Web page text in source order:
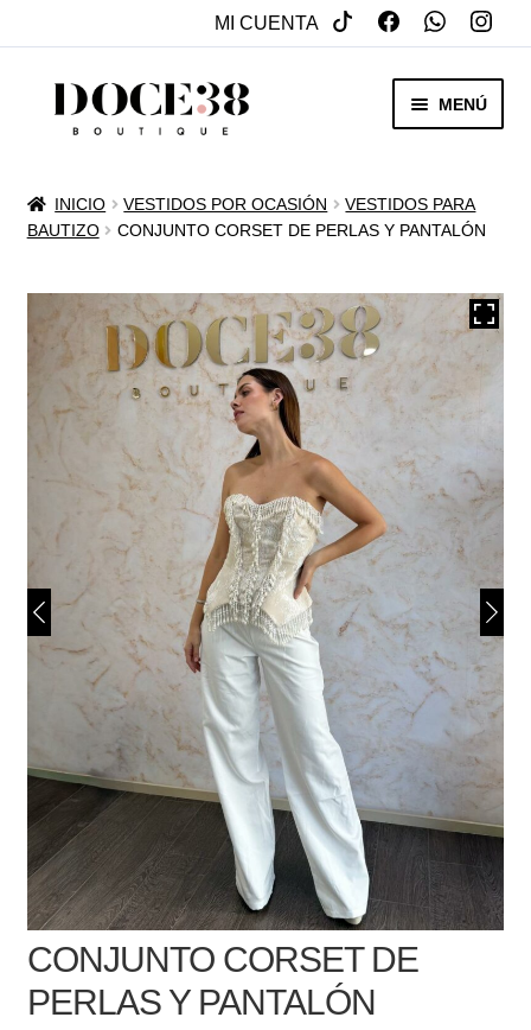
MI CUENTA
SALTAR
MENÚ
VENTA
REBAJAS
VESTIDOS DE NOVIA
OTROS
MENÚ
HIJO
ACCESORIOS
INICIO VESTIDOS POR OCASIÓN
VESTIDOS PARA
BAUTIZO
CONJUNTO CORSET DE PERLAS Y PANTALÓN
CONJUNTO CORSET DE
PERLAS Y PANTALÓN